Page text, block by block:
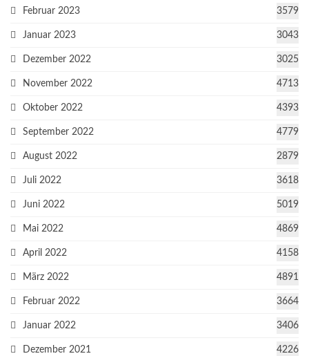
Februar 2023 3579
Januar 2023 3043
Dezember 2022 3025
November 2022 4713
Oktober 2022 4393
September 2022 4779
August 2022 2879
Juli 2022 3618
Juni 2022 5019
Mai 2022 4869
April 2022 4158
März 2022 4891
Februar 2022 3664
Januar 2022 3406
Dezember 2021 4226